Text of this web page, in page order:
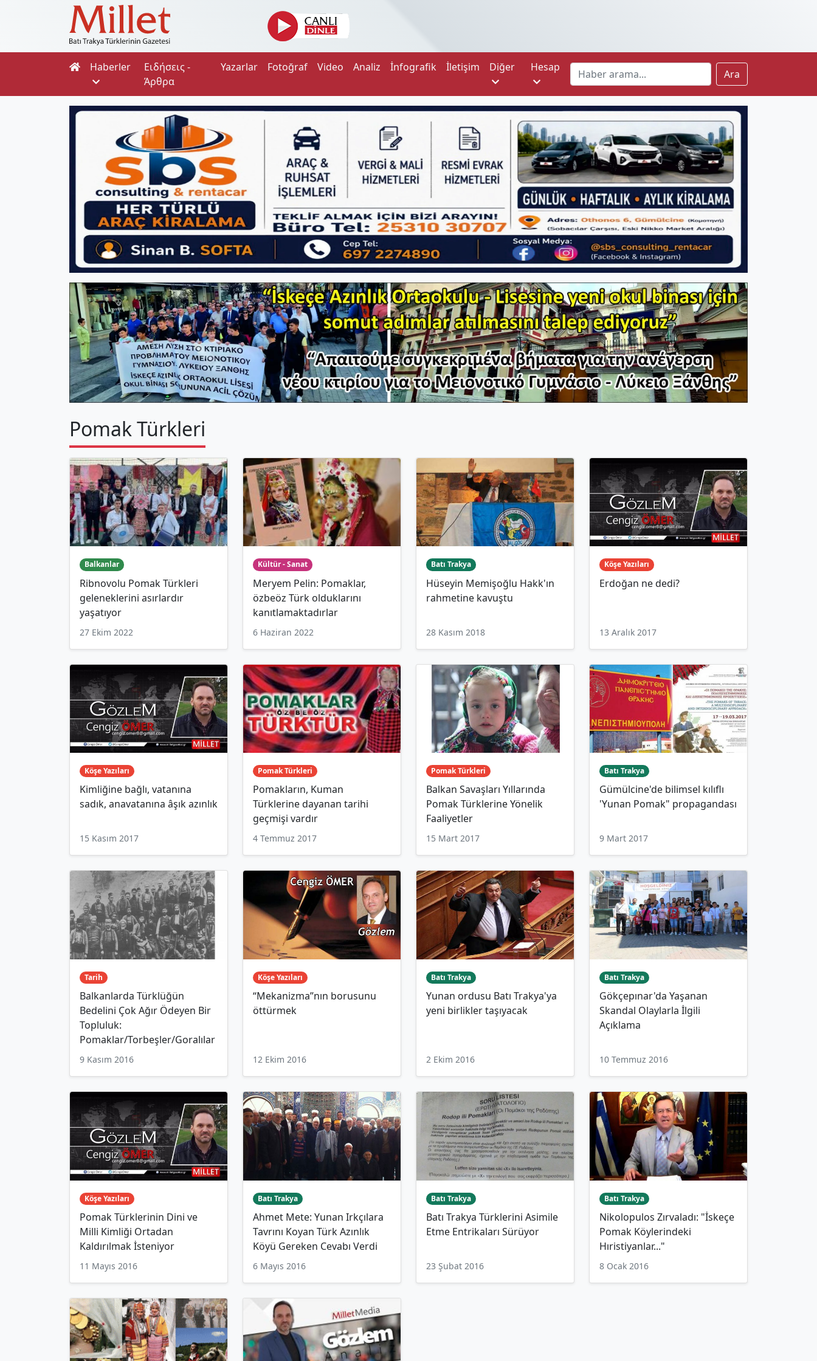
Haberler
Ειδήσεις -
Άρθρα
Yazarlar Fotoğraf Video Analiz İnfografik İletişim Diğer Hesap
Ara
Pomak Türkleri
Balkanlar
Ribnovolu Pomak Türkleri
geleneklerini asırlardır
yaşatıyor
27 Ekim 2022
Kültür - Sanat
Meryem Pelin: Pomaklar,
özbeöz Türk olduklarını
kanıtlamaktadırlar
6 Haziran 2022
Batı Trakya
Hüseyin Memişoğlu Hakk'ın
rahmetine kavuştu
28 Kasım 2018
Köşe Yazıları
Erdoğan ne dedi?
13 Aralık 2017
Köşe Yazıları
Kimliğine bağlı, vatanına
sadık, anavatanına âşık azınlık
15 Kasım 2017
Pomak Türkleri
Pomakların, Kuman
Türklerine dayanan tarihi
geçmişi vardır
4 Temmuz 2017
Pomak Türkleri
Balkan Savaşları Yıllarında
Pomak Türklerine Yönelik
Faaliyetler
15 Mart 2017
Batı Trakya
Gümülcine'de bilimsel kılıflı
'Yunan Pomak" propagandası
9 Mart 2017
Tarih
Balkanlarda Türklüğün
Bedelini Çok Ağır Ödeyen Bir
Topluluk:
Pomaklar/Torbeşler/Goralılar
9 Kasım 2016
Köşe Yazıları
“Mekanizma”nın borusunu
öttürmek
12 Ekim 2016
Batı Trakya
Yunan ordusu Batı Trakya'ya
yeni birlikler taşıyacak
2 Ekim 2016
Batı Trakya
Gökçepınar'da Yaşanan
Skandal Olaylarla İlgili
Açıklama
10 Temmuz 2016
Köşe Yazıları
Pomak Türklerinin Dini ve
Milli Kimliği Ortadan
Kaldırılmak İsteniyor
11 Mayıs 2016
Batı Trakya
Ahmet Mete: Yunan Irkçılara
Tavrını Koyan Türk Azınlık
Köyü Gereken Cevabı Verdi
6 Mayıs 2016
Batı Trakya
Batı Trakya Türklerini Asimile
Etme Entrikaları Sürüyor
23 Şubat 2016
Batı Trakya
Nikolopulos Zırvaladı: "İskeçe
Pomak Köylerindeki
Hıristiyanlar..."
8 Ocak 2016